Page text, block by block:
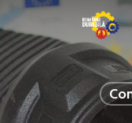
Hit enter